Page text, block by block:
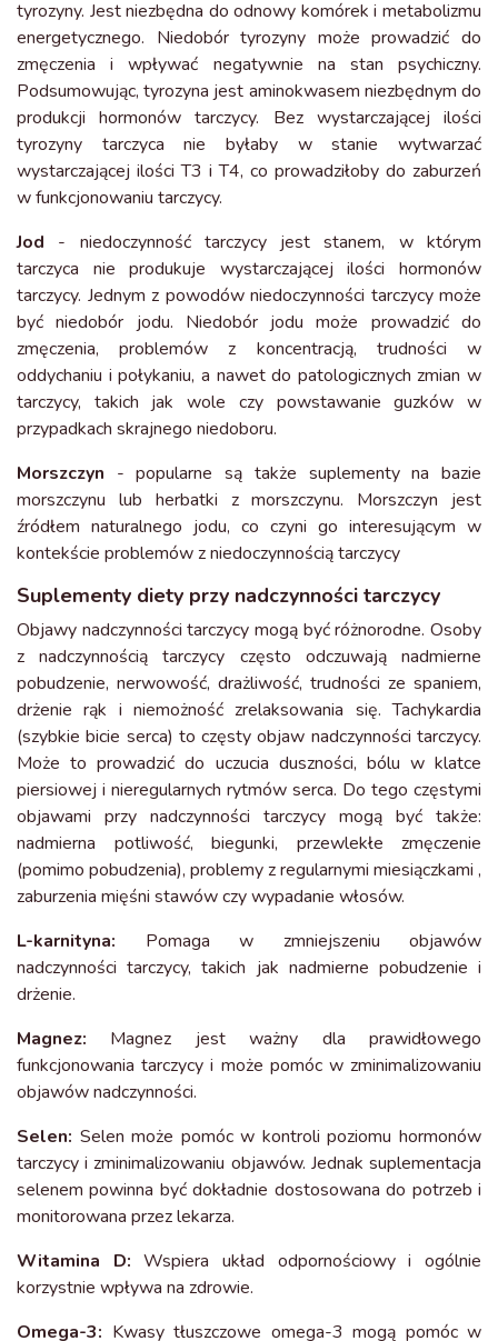
tyrozyny. Jest niezbędna do odnowy komórek i metabolizmu
energetycznego. Niedobór tyrozyny może prowadzić do
zmęczenia i wpływać negatywnie na stan psychiczny.
Podsumowując, tyrozyna jest aminokwasem niezbędnym do
produkcji hormonów tarczycy. Bez wystarczającej ilości
tyrozyny tarczyca nie byłaby w stanie wytwarzać
wystarczającej ilości T3 i T4, co prowadziłoby do zaburzeń
w funkcjonowaniu tarczycy.
Jod - niedoczynność tarczycy jest stanem, w którym
tarczyca nie produkuje wystarczającej ilości hormonów
tarczycy. Jednym z powodów niedoczynności tarczycy może
być niedobór jodu. Niedobór jodu może prowadzić do
zmęczenia, problemów z koncentracją, trudności w
oddychaniu i połykaniu, a nawet do patologicznych zmian w
tarczycy, takich jak wole czy powstawanie guzków w
przypadkach skrajnego niedoboru.
Morszczyn - popularne są także suplementy na bazie
morszczynu lub herbatki z morszczynu. Morszczyn jest
źródłem naturalnego jodu, co czyni go interesującym w
kontekście problemów z niedoczynnością tarczycy
Suplementy diety przy nadczynności tarczycy
Objawy nadczynności tarczycy mogą być różnorodne. Osoby
z nadczynnością tarczycy często odczuwają nadmierne
pobudzenie, nerwowość, drażliwość, trudności ze spaniem,
drżenie rąk i niemożność zrelaksowania się. Tachykardia
(szybkie bicie serca) to częsty objaw nadczynności tarczycy.
Może to prowadzić do uczucia duszności, bólu w klatce
piersiowej i nieregularnych rytmów serca. Do tego częstymi
objawami przy nadczynności tarczycy mogą być także:
nadmierna potliwość, biegunki, przewlekłe zmęczenie
(pomimo pobudzenia), problemy z regularnymi miesiączkami ,
zaburzenia mięśni stawów czy wypadanie włosów.
L-karnityna: Pomaga w zmniejszeniu objawów
nadczynności tarczycy, takich jak nadmierne pobudzenie i
drżenie.
Magnez: Magnez jest ważny dla prawidłowego
funkcjonowania tarczycy i może pomóc w zminimalizowaniu
objawów nadczynności.
Selen: Selen może pomóc w kontroli poziomu hormonów
tarczycy i zminimalizowaniu objawów. Jednak suplementacja
selenem powinna być dokładnie dostosowana do potrzeb i
monitorowana przez lekarza.
Witamina D: Wspiera układ odpornościowy i ogólnie
korzystnie wpływa na zdrowie.
Omega-3: Kwasy tłuszczowe omega-3 mogą pomóc w